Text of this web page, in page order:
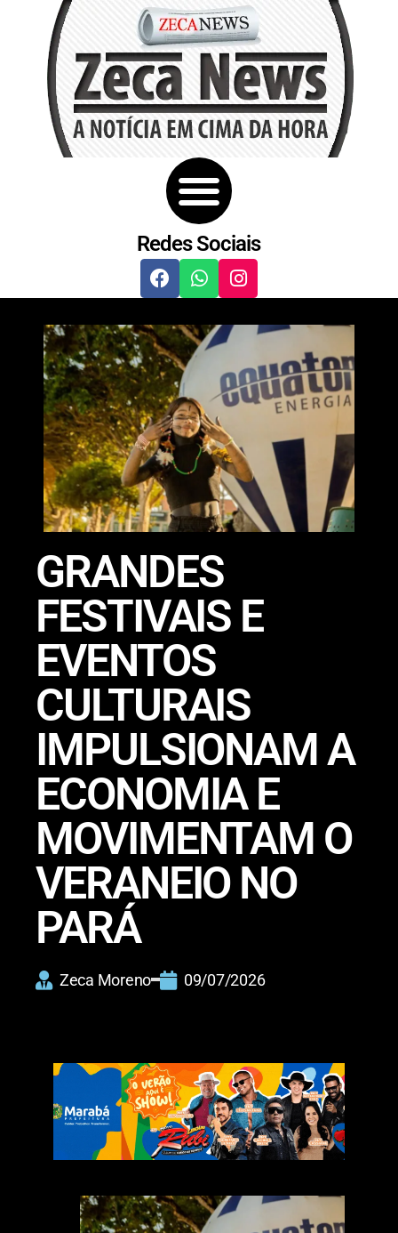
Redes Sociais
GRANDES
FESTIVAIS E
EVENTOS
CULTURAIS
IMPULSIONAM A
ECONOMIA E
MOVIMENTAM O
VERANEIO NO
PARÁ
Zeca Moreno 09/07/2026